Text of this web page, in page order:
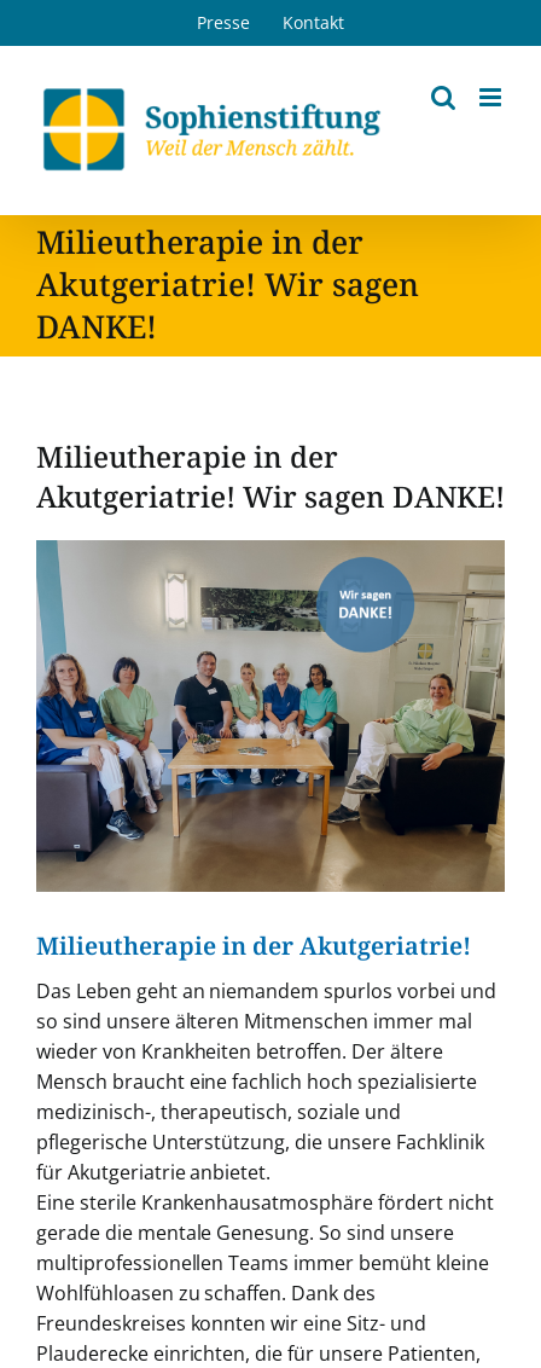
Inhalt
Presse Kontakt
Milieutherapie in der
Akutgeriatrie! Wir sagen
DANKE!
Milieutherapie in der
Akutgeriatrie! Wir sagen DANKE!
Zeige
grösseres
Bild
Milieutherapie in der Akutgeriatrie!
Das Leben geht an niemandem spurlos vorbei und
so sind unsere älteren Mitmenschen immer mal
wieder von Krankheiten betroffen. Der ältere
Mensch braucht eine fachlich hoch spezialisierte
medizinisch-, therapeutisch, soziale und
pflegerische Unterstützung, die unsere Fachklinik
für Akutgeriatrie anbietet.
Eine sterile Krankenhausatmosphäre fördert nicht
gerade die mentale Genesung. So sind unsere
multiprofessionellen Teams immer bemüht kleine
Wohlfühloasen zu schaffen. Dank des
Freundeskreises konnten wir eine Sitz- und
Plauderecke einrichten, die für unsere Patienten,